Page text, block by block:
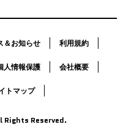
＆お知らせ 利用規約
人情報保護 会社概要
トマップ
Rights Reserved.